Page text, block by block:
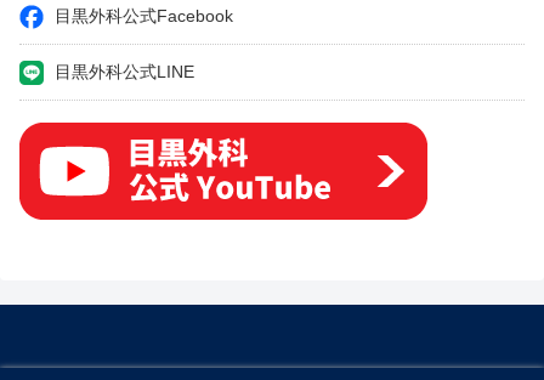
目黒外科公式Facebook
目黒外科公式LINE